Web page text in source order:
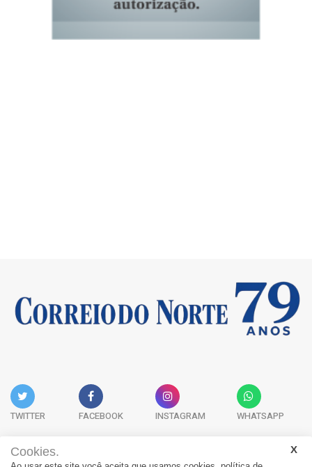
TWITTER FACEBOOK INSTAGRAM WHATSAPP
Cookies.